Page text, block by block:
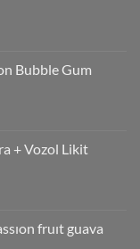
Bubble Gum
+ Vozol Likit
fruıt guava